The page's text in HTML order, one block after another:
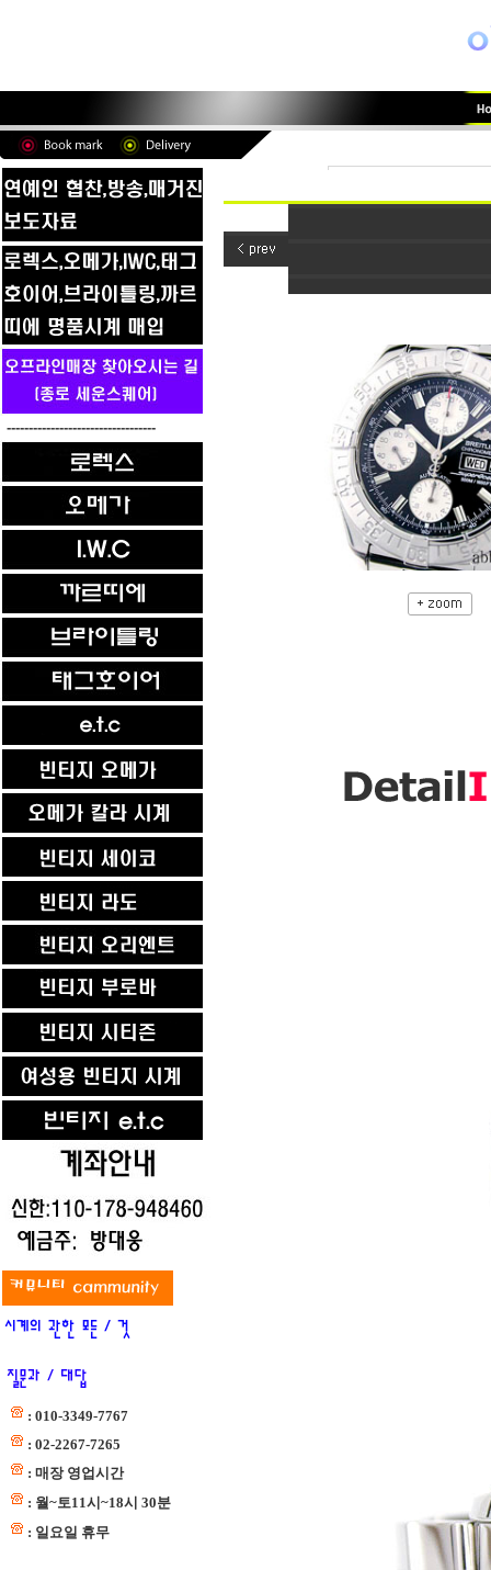
----------------------------------
: 010-3349-7767
: 02-2267-7265
: 매장 영업시간
: 월~토11시~18시 30분
: 일요일 휴무